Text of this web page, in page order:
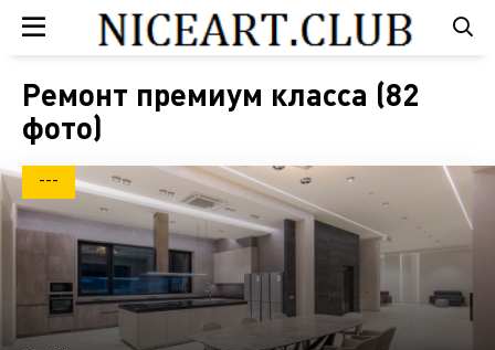
Ремонт премиум класса (82
фото)
---